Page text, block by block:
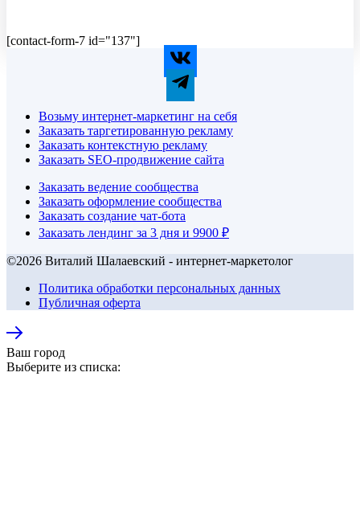
[contact-form-7 id="137"]
Возьму интернет-маркетинг на себя
Заказать таргетированную рекламу
Заказать контекстную рекламу
Заказать SEO-продвижение сайта
Заказать ведение сообщества
Заказать оформление сообщества
Заказать создание чат-бота
Заказать лендинг за 3 дня и 9900 ₽
©2026 Виталий Шалаевский - интернет-маркетолог
Политика обработки персональных данных
Публичная оферта
Ваш город
Выберите из списка: